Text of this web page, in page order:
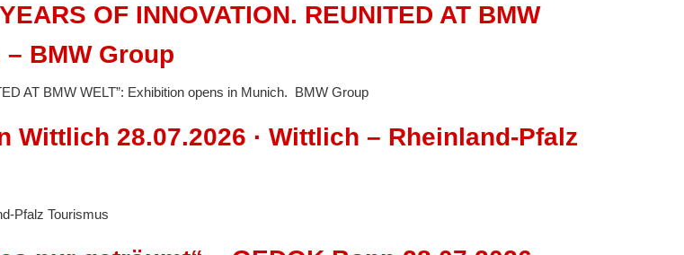
OF INNOVATION. REUNITED AT BMW
BMW Group
AT BMW WELT”: Exhibition opens in Munich. BMW Group
28.07.2026 · Wittlich – Rheinland-Pfalz
Pfalz Tourismus